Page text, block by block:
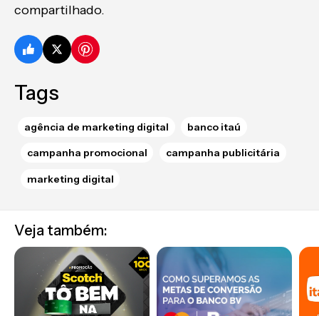
compartilhado.
Tags
agência de marketing digital banco itaú
campanha promocional campanha publicitária
marketing digital
Veja também: